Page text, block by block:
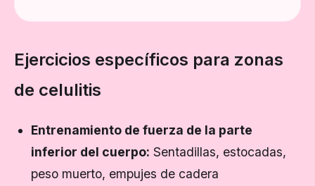
Ejercicios específicos para zonas
de celulitis
Entrenamiento de fuerza de la parte
inferior del cuerpo: Sentadillas, estocadas,
peso muerto, empujes de cadera